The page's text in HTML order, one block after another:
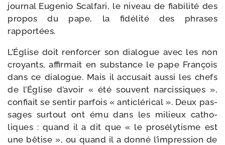
jour­nal Eugenio Scalfari, le niveau de fia­bi­li­té des
pro­pos du pape, la fidé­li­té des phrases
rapportées.
L’Église doit ren­for­cer son dia­logue avec les non
croyants, affir­mait en sub­stance le pape François
dans ce dia­logue. Mais il accu­sait aus­si les chefs
de l’Église d’a­voir « été sou­vent nar­cis­siques »,
confiait se sen­tir par­fois « anti­clé­ri­cal ». Deux pas­
sages sur­tout ont ému dans les milieux catho­
liques : quand il a dit que « le pro­sé­ly­tisme est
une bêtise », ou quand il a don­né l’im­pres­sion de